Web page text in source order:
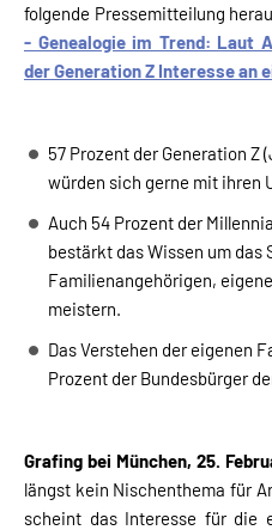
folgende Pressemitteilung
- Genealogie im Trend: Laut
der Generation Z Interesse an
57 Prozent der Generation Z
würden sich gerne mit ihren
Auch 54 Prozent der
bestärkt das Wissen um das
Familienangehörigen,
meistern.
Das Verstehen der eigenen
Prozent der Bundesbürger
Grafing bei München, 25.
längst kein Nischenthema für
scheint das Interesse für die